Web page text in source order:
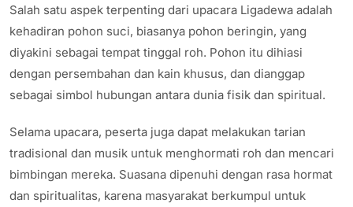
Salah satu aspek terpenting dari upacara Ligadewa adalah
kehadiran pohon suci, biasanya pohon beringin, yang
diyakini sebagai tempat tinggal roh. Pohon itu dihiasi
dengan persembahan dan kain khusus, dan dianggap
sebagai simbol hubungan antara dunia fisik dan spiritual.
Selama upacara, peserta juga dapat melakukan tarian
tradisional dan musik untuk menghormati roh dan mencari
bimbingan mereka. Suasana dipenuhi dengan rasa hormat
dan spiritualitas, karena masyarakat berkumpul untuk